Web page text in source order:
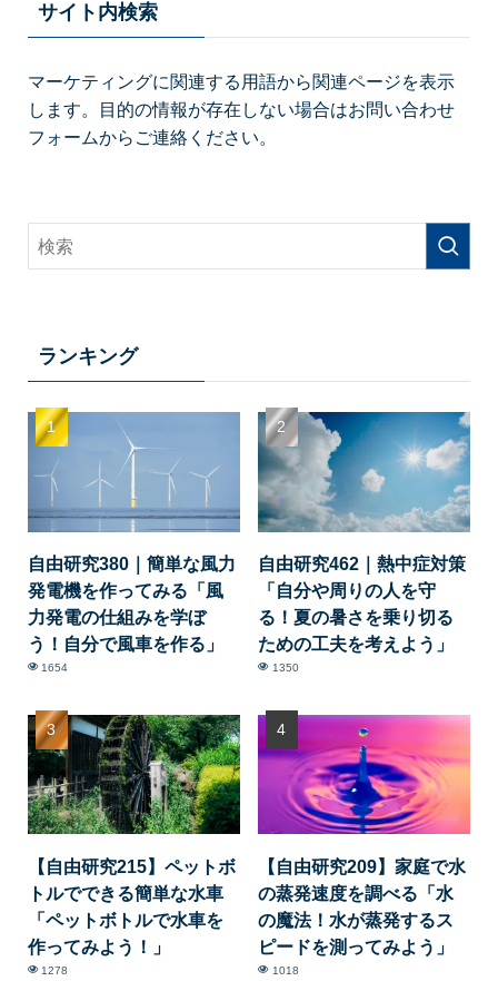
サイト内検索
マーケティングに関連する用語から関連ページを表示
します。目的の情報が存在しない場合はお問い合わせ
フォームからご連絡ください。
ランキング
自由研究380｜簡単な風力
発電機を作ってみる「風
力発電の仕組みを学ぼ
う！自分で風車を作る」
1654
自由研究462｜熱中症対策
「自分や周りの人を守
る！夏の暑さを乗り切る
ための工夫を考えよう」
1350
【自由研究215】ペットボ
トルでできる簡単な水車
「ペットボトルで水車を
作ってみよう！」
1278
【自由研究209】家庭で水
の蒸発速度を調べる「水
の魔法！水が蒸発するス
ピードを測ってみよう」
1018